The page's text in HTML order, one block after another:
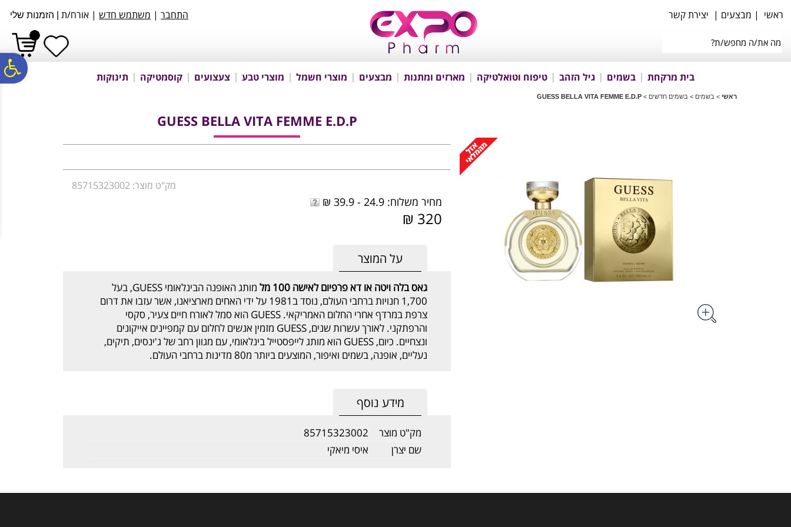
נגישות
אתר
המרכזי
ראשי | מבצעים | יצירת קשר התחבר | משתמש חדש | אורח/ת הזמנות שלי
בית מרקחת בשמים גיל הזהב טיפוח וטואלטיקה מארזים ומתנות מבצעים מוצרי חשמל מוצרי טבע צעצועים קוסמטיקה תינוקות
ראשי > בשמים > בשמים חדשים >
GUESS BELLA VITA FEMME E.D.P
GUESS BELLA VITA FEMME E.D.P
מק"ט מוצר: 85715323002
מחיר משלוח: 24.9 - 39.9 ₪
320 ₪
על המוצר
גאס בלה ויטה או דא פרפיום לאישה 100 מל
מותג האופנה הבינלאומי GUESS, בעל
1,700 חנויות ברחבי העולם, נוסד ב1981 על ידי האחים מארציאנו, אשר עזבו את דרום
צרפת במרדף אחרי החלום האמריקאי. GUESS הוא סמל לאורח חיים צעיר, סקסי
והרפתקני. לאורך עשרות שנים, GUESS מזמין אנשים לחלום עם קמפיינים אייקונים
ונצחיים. כיום, GUESS הוא מותג לייפסטייל בינלאומי, עם מגוון רחב של ג'ינסים, תיקים,
נעליים, אופנה, בשמים ואיפור, המוצעים ביותר מ80 מדינות ברחבי העולם.
מידע נוסף
מק"ט מוצר
85715323002
שם יצרן
איסי מיאקי